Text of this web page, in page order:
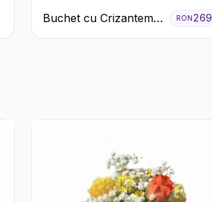
Buchet cu Crizanteme
Albe și Galbene
RON269